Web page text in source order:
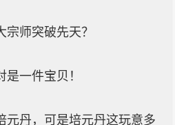
师突破先天？
一件宝贝！
丹，可是培元丹这玩意多